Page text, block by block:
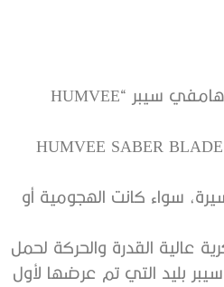
كشفت شركتا “هورنت” (Hornet) و”إيه إم جنرال” (AM General) عن مركبة هامفي سيبر “HUMVEE
تسمى النسخة الجديدة من المركبة العسكرية “هامفي سيبر بليد أديشن” (HUMVEE SABER BLADE
سواء كانت الهجومية أو
عالية القدرة والحركة لحمل
بليد التي تم عرضها لأول